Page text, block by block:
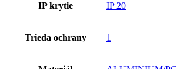
IP krytie IP 20
Trieda ochrany 1